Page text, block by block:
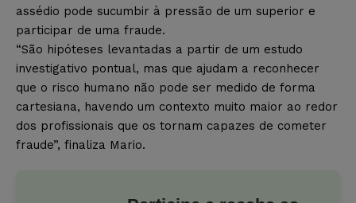
assédio pode sucumbir à pressão de um superior e
participar de uma fraude.
“São hipóteses levantadas a partir de um estudo
investigativo pontual, mas que ajudam a reconhecer
que o risco humano não pode ser medido de forma
cartesiana, havendo um contexto muito maior ao redor
dos profissionais que os tornam capazes de cometer
fraude”, finaliza Mario.